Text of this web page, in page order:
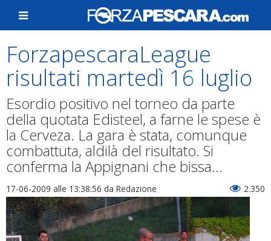
ForzapescaraLeague
risultati martedì 16 luglio
Esordio positivo nel torneo da parte
della quotata Edisteel, a farne le spese è
la Cerveza. La gara è stata, comunque
combattuta, aldilà del risultato. Si
conferma la Appignani che bissa...
17-06-2009 alle 13:38:56 da Redazione 2.350